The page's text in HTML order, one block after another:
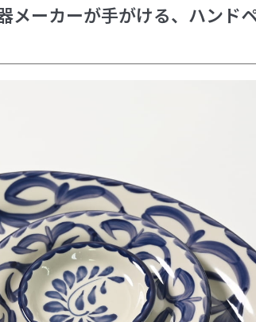
メーカーが手がける、ハンド